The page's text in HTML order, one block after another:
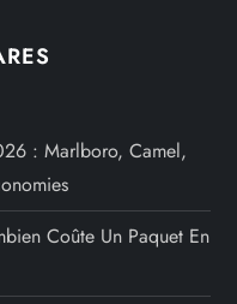
: Marlboro, Camel,
Coûte Un Paquet En